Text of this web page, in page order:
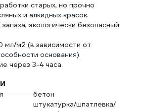
старых, но прочно
и алкидных красок.
экологически безопасный
м2 (в зависимости от
основания).
через 3-4 часа.
бетон
штукатурка/шпатлевка/